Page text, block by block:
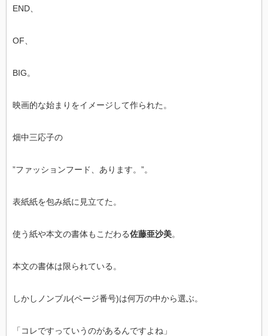
END、
OF、
BIG。
映画的な始まりをイメージして作られた。
畑中三応子の
”ファッションフード、あります。”。
表紙紙を包み紙に見立てた。
使う紙や本文の書体もこだわる佐藤亜沙美。
本文の書体は限られている。
しかしノンブル(ページ番号)は何万の中から選ぶ。
「コレですっていうのがあるんですよね」